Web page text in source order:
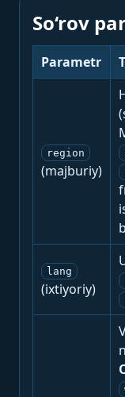
So‘rov
Parametr
region
(majburiy)
lang
(ixtiyoriy)